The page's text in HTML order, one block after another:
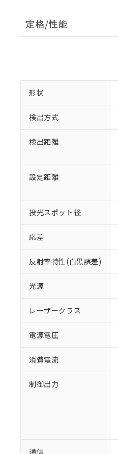
定格/性能
形状
検出方式
検出距離
設定距離
投光スポット径
応差
反射率特性(白黒誤差)
光源
レーザークラス
電源電圧
消費電流
制御出力
通信